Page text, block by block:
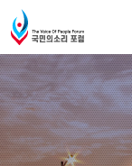
ISSUE